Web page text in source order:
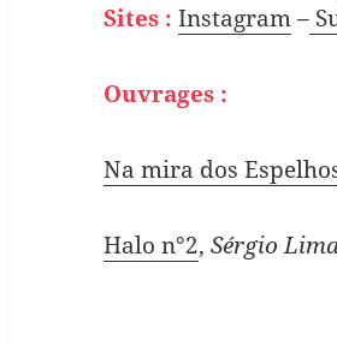
Sites : Instagram–
Ouvrages :
Na mira dos
Halo n°2,Sérgio